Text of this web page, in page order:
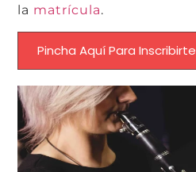
la matrícula.
Pincha Aquí Para Inscribirte